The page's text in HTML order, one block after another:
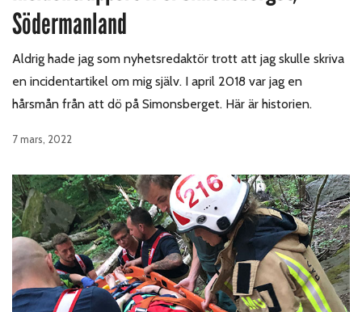
Södermanland
Aldrig hade jag som nyhetsredaktör trott att jag skulle skriva
en incidentartikel om mig själv. I april 2018 var jag en
hårsmån från att dö på Simonsberget. Här är historien.
7 mars, 2022